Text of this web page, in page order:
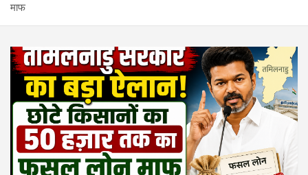
माफ